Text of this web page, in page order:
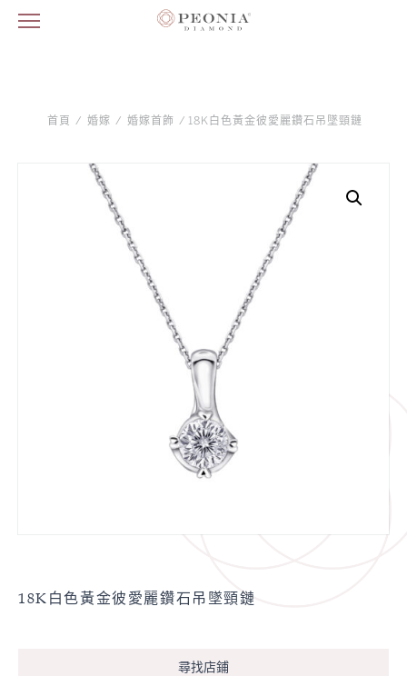
首頁 / 婚嫁 / 婚嫁首飾 / 18K白色黃金彼愛麗鑽石吊墜頸鏈
18K白色黃金彼愛麗鑽石吊墜頸鏈
尋找店鋪